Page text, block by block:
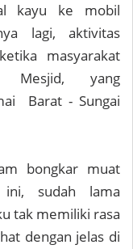
kayu ke mobil
lagi, aktivitas
masyarakat
Mesjid, yang
Barat - Sungai
bongkar muat
sudah lama
tak memiliki rasa
dengan jelas di